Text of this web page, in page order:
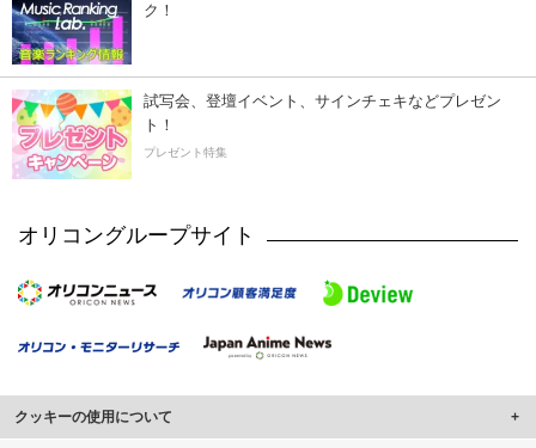
ク！
試写会、登壇イベント、サインチェキなどプレゼン
ト！
プレゼント特集
オリコングループサイト
クッキーの使用について